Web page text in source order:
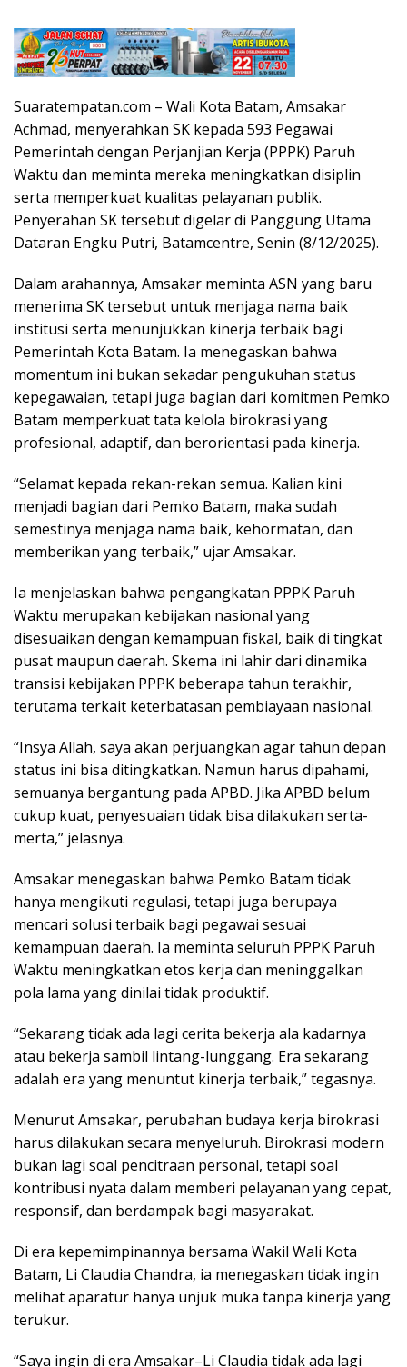
Suaratempatan.com – Wali Kota Batam, Amsakar
Achmad, menyerahkan SK kepada 593 Pegawai
Pemerintah dengan Perjanjian Kerja (PPPK) Paruh
Waktu dan meminta mereka meningkatkan disiplin
serta memperkuat kualitas pelayanan publik.
Penyerahan SK tersebut digelar di Panggung Utama
Dataran Engku Putri, Batamcentre, Senin (8/12/2025).
Dalam arahannya, Amsakar meminta ASN yang baru
menerima SK tersebut untuk menjaga nama baik
institusi serta menunjukkan kinerja terbaik bagi
Pemerintah Kota Batam. Ia menegaskan bahwa
momentum ini bukan sekadar pengukuhan status
kepegawaian, tetapi juga bagian dari komitmen Pemko
Batam memperkuat tata kelola birokrasi yang
profesional, adaptif, dan berorientasi pada kinerja.
“Selamat kepada rekan-rekan semua. Kalian kini
menjadi bagian dari Pemko Batam, maka sudah
semestinya menjaga nama baik, kehormatan, dan
memberikan yang terbaik,” ujar Amsakar.
Ia menjelaskan bahwa pengangkatan PPPK Paruh
Waktu merupakan kebijakan nasional yang
disesuaikan dengan kemampuan fiskal, baik di tingkat
pusat maupun daerah. Skema ini lahir dari dinamika
transisi kebijakan PPPK beberapa tahun terakhir,
terutama terkait keterbatasan pembiayaan nasional.
“Insya Allah, saya akan perjuangkan agar tahun depan
status ini bisa ditingkatkan. Namun harus dipahami,
semuanya bergantung pada APBD. Jika APBD belum
cukup kuat, penyesuaian tidak bisa dilakukan serta-
merta,” jelasnya.
Amsakar menegaskan bahwa Pemko Batam tidak
hanya mengikuti regulasi, tetapi juga berupaya
mencari solusi terbaik bagi pegawai sesuai
kemampuan daerah. Ia meminta seluruh PPPK Paruh
Waktu meningkatkan etos kerja dan meninggalkan
pola lama yang dinilai tidak produktif.
“Sekarang tidak ada lagi cerita bekerja ala kadarnya
atau bekerja sambil lintang-lunggang. Era sekarang
adalah era yang menuntut kinerja terbaik,” tegasnya.
Menurut Amsakar, perubahan budaya kerja birokrasi
harus dilakukan secara menyeluruh. Birokrasi modern
bukan lagi soal pencitraan personal, tetapi soal
kontribusi nyata dalam memberi pelayanan yang cepat,
responsif, dan berdampak bagi masyarakat.
Di era kepemimpinannya bersama Wakil Wali Kota
Batam, Li Claudia Chandra, ia menegaskan tidak ingin
melihat aparatur hanya unjuk muka tanpa kinerja yang
terukur.
“Saya ingin di era Amsakar–Li Claudia tidak ada lagi